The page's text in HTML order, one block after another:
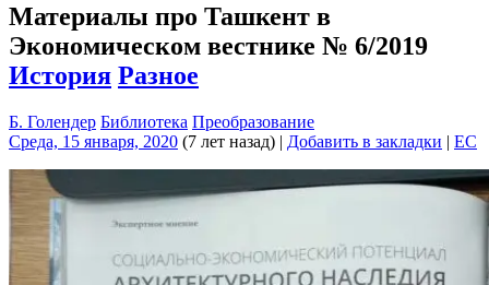
Материалы про Ташкент в
Экономическом вестнике № 6/2019
История Разное
Б. Голендер Библиотека Преобразование
Среда, 15 января, 2020 (7 лет назад) | Добавить в закладки | EC